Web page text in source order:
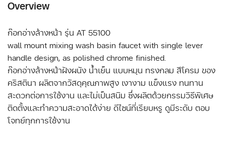
Overview
ก๊อกอ่างล้างหน้า รุ่น AT 55100
wall mount mixing wash basin faucet with single lever
handle design, as polished chrome finished.
ก๊อกอ่างล้างหน้าฝังผนัง น้ำเย็น แบบหมุน ทรงกลม สีโครม ของ
คริสตินา ผลิตจากวัสดุคุณภาพสูง เงางาม แข็งแรง ทนทาน
สะดวกต่อการใช้งาน และไม่เป็นสนิม ซึ่งผลิตด้วยกรรมวิธีพิเศษ
ติดตั้งและทำความสะอาดได้ง่าย ดีไซน์ที่เรียบหรู ดูมีระดับ ตอบ
โจทย์ทุกการใช้งาน